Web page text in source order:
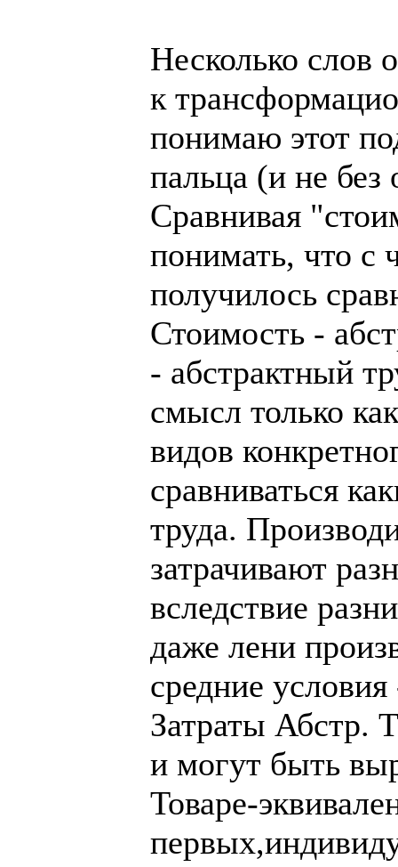
Несколько слов
к
понимаю этот
пальца (и не без
Сравнивая
понимать, что с
получилось
Стоимость -
- абстрактный
смысл только
видов
сравниваться
труда.
затрачивают
вследствие
даже лени
средние
Затраты Абстр.
и могут быть
Товаре-